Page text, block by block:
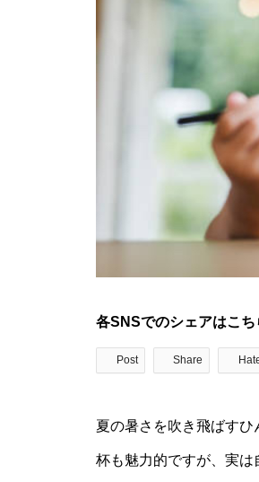
各SNSでのシェアはこち
Post Share
夏の暑さを吹き飛ばす
杯も魅力的ですが、実は